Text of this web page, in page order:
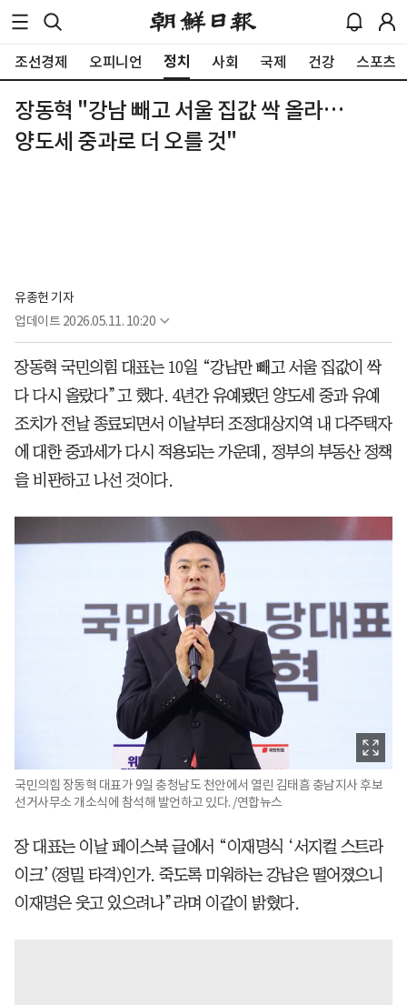
조선경제 오피니언 정치 사회 국제 건강 스포츠
장동혁 "강남 빼고 서울 집값 싹 올라…
양도세 중과로 더 오를 것"
유종헌 기자
업데이트 2026.05.11. 10:20
장동혁 국민의힘 대표는 10일 “강남만 빼고 서울 집값이 싹
다 다시 올랐다”고 했다. 4년간 유예됐던 양도세 중과 유예
조치가 전날 종료되면서 이날부터 조정대상지역 내 다주택자
에 대한 중과세가 다시 적용되는 가운데, 정부의 부동산 정책
을 비판하고 나선 것이다.
국민의힘 장동혁 대표가 9일 충청남도 천안에서 열린 김태흠 충남지사 후보
선거사무소 개소식에 참석해 발언하고 있다. /연합뉴스
장 대표는 이날 페이스북 글에서 “이재명식 ‘서지컬 스트라
이크’(정밀 타격)인가. 죽도록 미워하는 강남은 떨어졌으니
이재명은 웃고 있으려나”라며 이같이 밝혔다.